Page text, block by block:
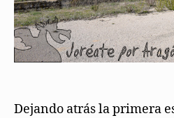
Dejando atrás la primera